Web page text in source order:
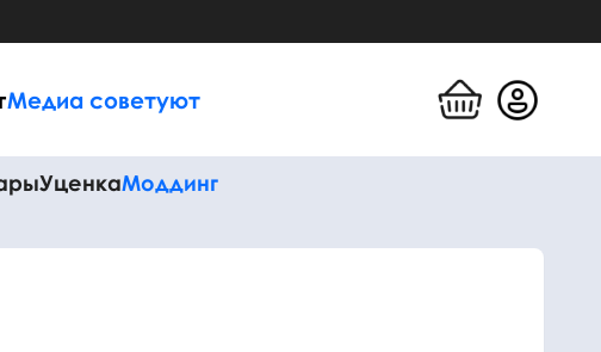
Медиа советуют
УценкаМоддинг